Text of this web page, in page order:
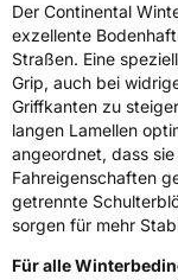
Felgenschutz FR
ElektroJa
EU Label
EffizienzB
Der Continental
exzellente
Straßen. Eine
Grip, auch bei
Griffkanten zu
langen Lamellen
angeordnet, dass
Fahreigenschaften
getrennte
sorgen für mehr
Für alle